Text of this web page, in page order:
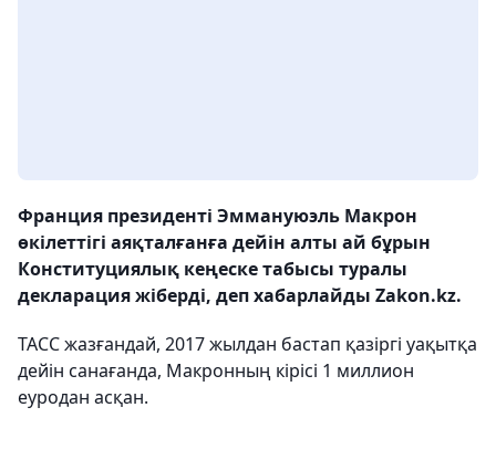
Франция президенті Эммануюэль Макрон
өкілеттігі аяқталғанға дейін алты ай бұрын
Конституциялық кеңеске табысы туралы
декларация жіберді, деп хабарлайды Zakon.kz.
ТАСС жазғандай, 2017 жылдан бастап қазіргі уақытқа
дейін санағанда, Макронның кірісі 1 миллион
еуродан асқан.